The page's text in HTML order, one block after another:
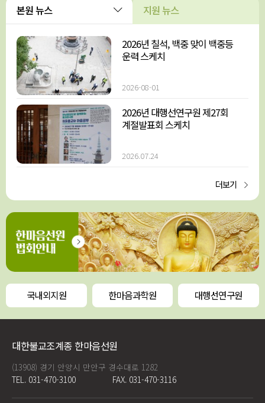
본원 뉴스 지원 뉴스
2026년 칠석, 백중 맞이 백중등
운력 스케치
2026-08-01
2026년 대행선연구원 제27회
계절발표회 스케치
2026.07.24
더보기
국내외지원 한마음과학원 대행선연구원
대한불교조계종 한마음선원
(13908) 경기 안양시 만안구 경수대로 1282
TEL. 031-470-3100
FAX. 031-470-3116